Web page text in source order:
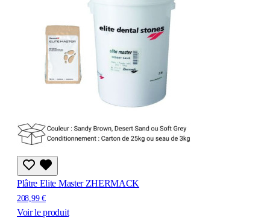
Plâtre Elite Master ZHERMACK
208,99 €
Voir le produit